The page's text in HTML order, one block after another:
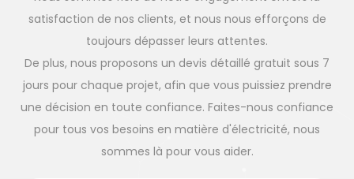
Nous sommes fiers de notre engagement envers la
satisfaction de nos clients, et nous nous efforçons de
toujours dépasser leurs attentes.
De plus, nous proposons un devis détaillé gratuit sous 7
jours pour chaque projet, afin que vous puissiez prendre
une décision en toute confiance. Faites-nous confiance
pour tous vos besoins en matière d'électricité, nous